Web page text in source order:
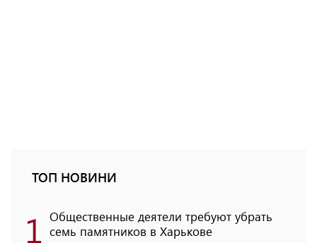
ТОП НОВИНИ
1 Общественные деятели требуют убрать
семь памятников в Харькове